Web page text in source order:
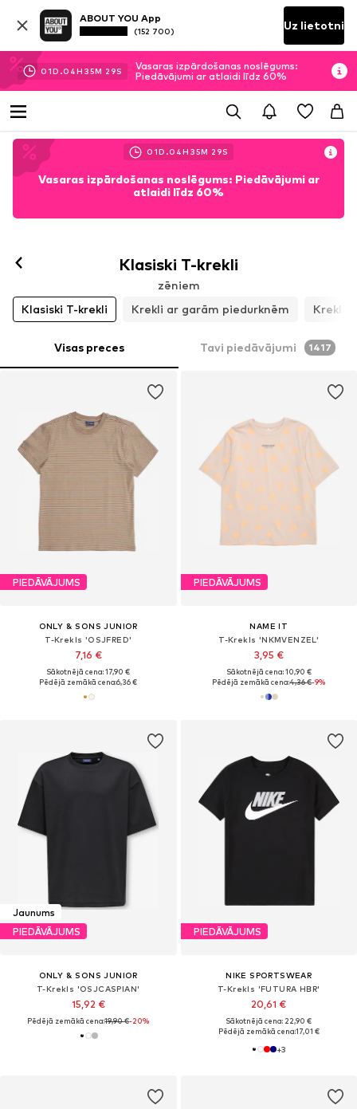
ABOUT YOU App
(152 700) Uz lietotni
01D.04H 35M 27S
Vasaras izpārdošanas noslēgums:
Piedāvājumi ar atlaidi līdz 60%
01D.04H 35M 27S
Vasaras izpārdošanas noslēgums: Piedāvājumi ar
atlaidi līdz 60%
Klasiski T-krekli
zēniem
Klasiski T-krekli
Krekli ar garām piedurknēm Krekli
Visas preces Tavi piedāvājumi 1417
PIEDĀVĀJUMS
ONLY & SONS JUNIOR
T-Krekls 'OSJFRED'
7,16 €
Sākotnējā cena: 17,90 €
Pēdējā zemākā cena:6,36 €
PIEDĀVĀJUMS
NAME IT
T-Krekls 'NKMVENZEL'
3,95 €
Sākotnējā cena: 10,90 €
Pēdējā zemākā cena:4,36 €-9%
Jaunums
PIEDĀVĀJUMS
ONLY & SONS JUNIOR
T-Krekls 'OSJCASPIAN'
15,92 €
Pēdējā zemākā cena:19,90 €-20%
PIEDĀVĀJUMS
NIKE SPORTSWEAR
T-Krekls 'FUTURA HBR'
20,61 €
Sākotnējā cena: 22,90 €
Pēdējā zemākā cena:17,01 €
+3